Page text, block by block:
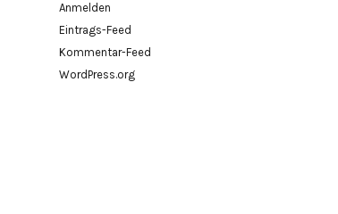
Anmelden
Eintrags-Feed
Kommentar-Feed
WordPress.org